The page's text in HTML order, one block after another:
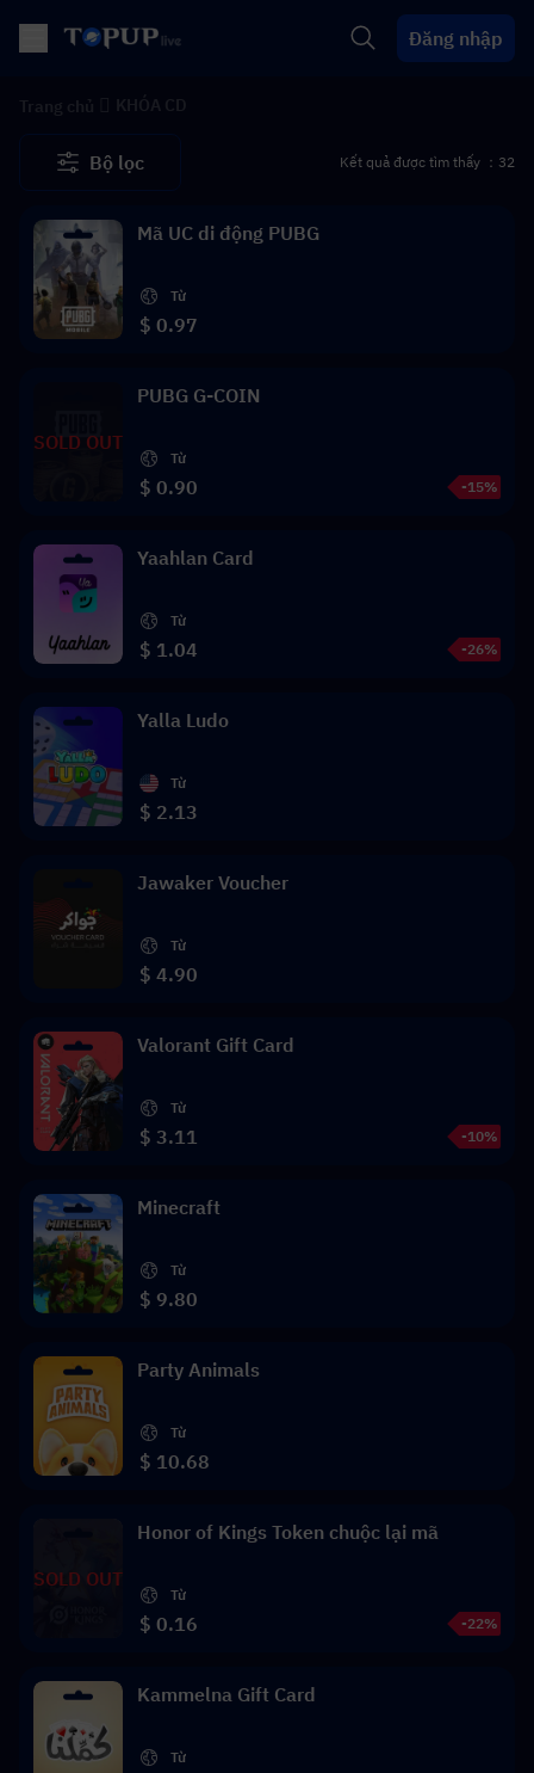
Đăng nhập
Bộ lọc Kết quả được tìm thấy ：32
Mã UC di động PUBG
Từ
$ 0.97
SOLD OUT
PUBG G-COIN
Từ
$ 0.90 -15%
Yaahlan Card
Từ
$ 1.04 -26%
Yalla Ludo
Từ
$ 2.13
Jawaker Voucher
Từ
$ 4.90
Valorant Gift Card
Từ
$ 3.11 -10%
Minecraft
Từ
$ 9.80
Party Animals
Từ
$ 10.68
SOLD OUT
Honor of Kings Token chuộc lại mã
Từ
$ 0.16 -22%
Kammelna Gift Card
Từ